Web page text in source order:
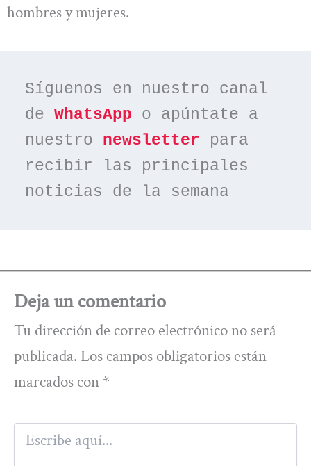
hombres y mujeres.
Síguenos en nuestro canal
de WhatsApp o apúntate a
nuestro newsletter para
recibir las principales
noticias de la semana
Deja un comentario
Tu dirección de correo electrónico no será
publicada. Los campos obligatorios están
marcados con *
Escribe
aquí...